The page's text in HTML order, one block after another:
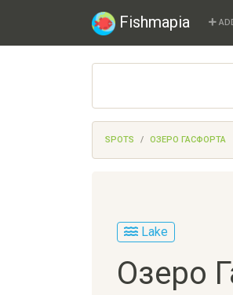
Fishmapia
SPOTS ОЗЕРО ГАСФОРТА
Lake
Озеро